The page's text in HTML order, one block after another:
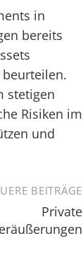
in
bereits
stetigen
Risiken im
und
BEITRÄGE
Private